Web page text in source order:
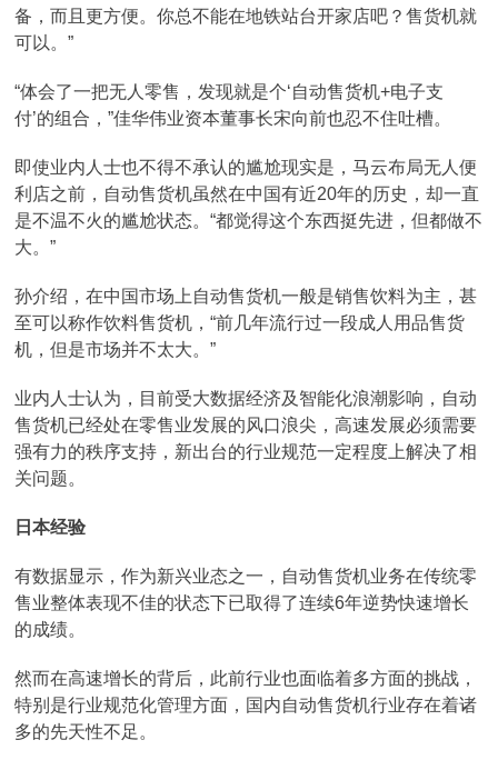
备，而且更方便。你总不能在地铁站台开家店吧？售货机就
可以。”
“体会了一把无人零售，发现就是个‘自动售货机+电子支
付’的组合，”佳华伟业资本董事长宋向前也忍不住吐槽。
即使业内人士也不得不承认的尴尬现实是，马云布局无人便
利店之前，自动售货机虽然在中国有近20年的历史，却一直
是不温不火的尴尬状态。“都觉得这个东西挺先进，但都做不
大。”
孙介绍，在中国市场上自动售货机一般是销售饮料为主，甚
至可以称作饮料售货机，“前几年流行过一段成人用品售货
机，但是市场并不太大。”
业内人士认为，目前受大数据经济及智能化浪潮影响，自动
售货机已经处在零售业发展的风口浪尖，高速发展必须需要
强有力的秩序支持，新出台的行业规范一定程度上解决了相
关问题。
日本经验
有数据显示，作为新兴业态之一，自动售货机业务在传统零
售业整体表现不佳的状态下已取得了连续6年逆势快速增长
的成绩。
然而在高速增长的背后，此前行业也面临着多方面的挑战，
特别是行业规范化管理方面，国内自动售货机行业存在着诸
多的先天性不足。